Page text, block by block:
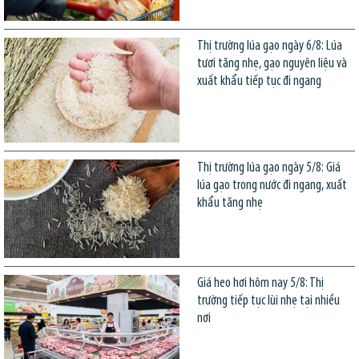
Thị trường lúa gạo ngày 6/8: Lúa
tươi tăng nhẹ, gạo nguyên liệu và
xuất khẩu tiếp tục đi ngang
Thị trường lúa gạo ngày 5/8: Giá
lúa gạo trong nước đi ngang, xuất
khẩu tăng nhẹ
Giá heo hơi hôm nay 5/8: Thị
trường tiếp tục lùi nhẹ tại nhiều
nơi